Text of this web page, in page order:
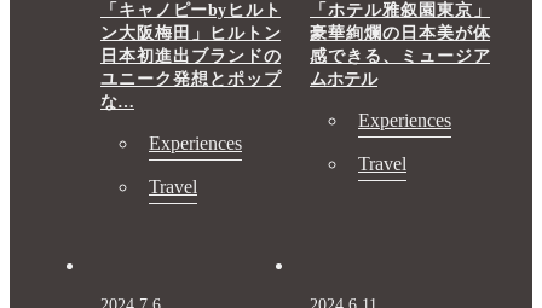
「キャノピーbyヒルト
ン大阪梅田」ヒルトン
日本初進出ブランドの
ユニーク発想とポップ
な…
Experiences
Travel
「ホテル雅叙園東京」
豪華絢爛の日本美が体
感できる、ミュージア
ムホテル
Experiences
Travel